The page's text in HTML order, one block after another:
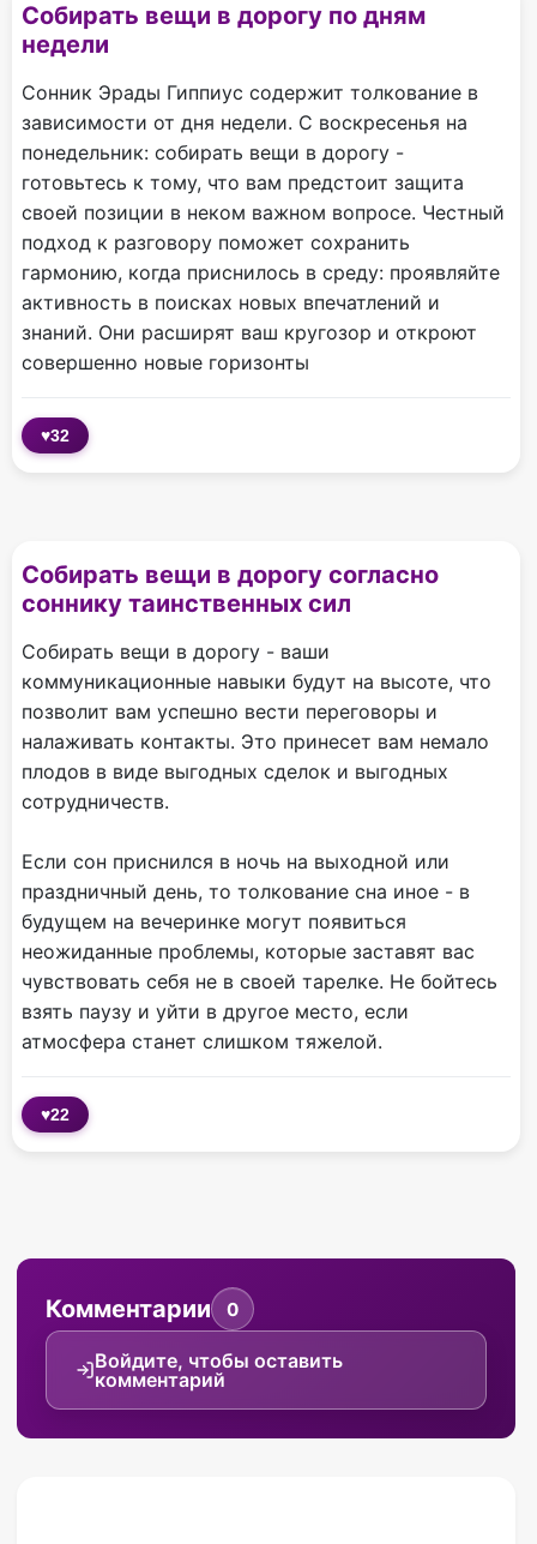
Собирать вещи в дорогу по дням
недели
Сонник Эрады Гиппиус содержит толкование в
зависимости от дня недели. С воскресенья на
понедельник: собирать вещи в дорогу -
готовьтесь к тому, что вам предстоит защита
своей позиции в неком важном вопросе. Честный
подход к разговору поможет сохранить
гармонию, когда приснилось в среду: проявляйте
активность в поисках новых впечатлений и
знаний. Они расширят ваш кругозор и откроют
совершенно новые горизонты
♥32
Собирать вещи в дорогу согласно
соннику таинственных сил
Собирать вещи в дорогу - ваши
коммуникационные навыки будут на высоте, что
позволит вам успешно вести переговоры и
налаживать контакты. Это принесет вам немало
плодов в виде выгодных сделок и выгодных
сотрудничеств.
Если сон приснился в ночь на выходной или
праздничный день, то толкование сна иное - в
будущем на вечеринке могут появиться
неожиданные проблемы, которые заставят вас
чувствовать себя не в своей тарелке. Не бойтесь
взять паузу и уйти в другое место, если
атмосфера станет слишком тяжелой.
♥22
Комментарии 0
Войдите, чтобы оставить
комментарий